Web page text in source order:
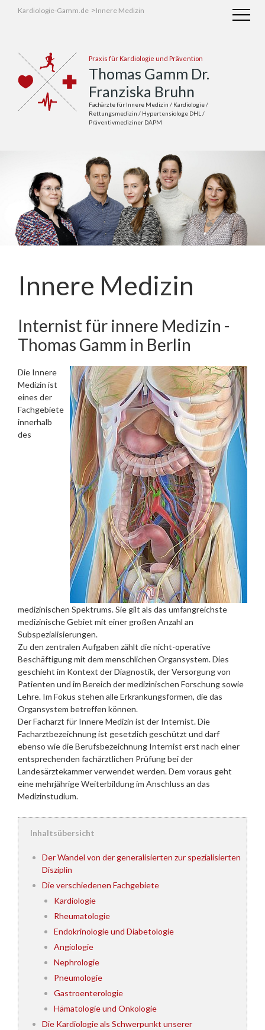
Kardiologie-Gamm.de >Innere Medizin
Praxis für Kardiologie und Prävention
Thomas Gamm Dr.
Franziska Bruhn
Fachärzte für Innere Medizin / Kardiologie /
Rettungsmedizin / Hypertensiologe DHL /
Präventivmediziner DAPM
Innere Medizin
Internist für innere Medizin -
Thomas Gamm in Berlin
Die Innere
Medizin ist
eines der
Fachgebiete
innerhalb
des
medizinischen Spektrums. Sie gilt als das umfangreichste
medizinische Gebiet mit einer großen Anzahl an
Subspezialisierungen.
Zu den zentralen Aufgaben zählt die nicht-operative
Beschäftigung mit dem menschlichen Organsystem. Dies
geschieht im Kontext der Diagnostik, der Versorgung von
Patienten und im Bereich der medizinischen Forschung sowie
Lehre. Im Fokus stehen alle Erkrankungsformen, die das
Organsystem betreffen können.
Der Facharzt für Innere Medizin ist der Internist. Die
Facharztbezeichnung ist gesetzlich geschützt und darf
ebenso wie die Berufsbezeichnung Internist erst nach einer
entsprechenden fachärztlichen Prüfung bei der
Landesärztekammer verwendet werden. Dem voraus geht
eine mehrjährige Weiterbildung im Anschluss an das
Medizinstudium.
Inhaltsübersicht
Der Wandel von der generalisierten zur spezialisierten
Disziplin
Die verschiedenen Fachgebiete
Kardiologie
Rheumatologie
Endokrinologie und Diabetologie
Angiologie
Nephrologie
Pneumologie
Gastroenterologie
Hämatologie und Onkologie
Die Kardiologie als Schwerpunkt unserer